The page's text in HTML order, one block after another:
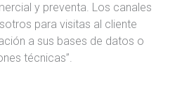
y preventa. Los canales
para visitas al cliente
a sus bases de datos o
técnicas”.